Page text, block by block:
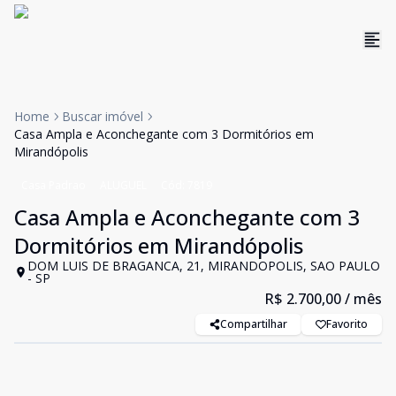
Home
Buscar imóvel
Casa Ampla e Aconchegante com 3 Dormitórios em
Mirandópolis
Casa Ampla e Aconchegante com 3
Dormitórios em Mirandópolis
DOM LUIS DE BRAGANCA, 21, MIRANDOPOLIS, SAO PAULO
- SP
R$ 2.700,00/ mês
Compartilhar Favorito